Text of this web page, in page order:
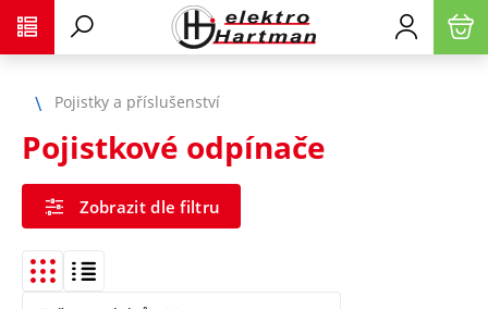
Pojistky a příslušenství
Pojistkové odpínače
Zobrazit dle filtru